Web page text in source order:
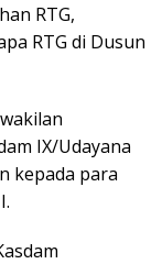
RTG,
RTG di Dusun
IX/Udayana
kepada para